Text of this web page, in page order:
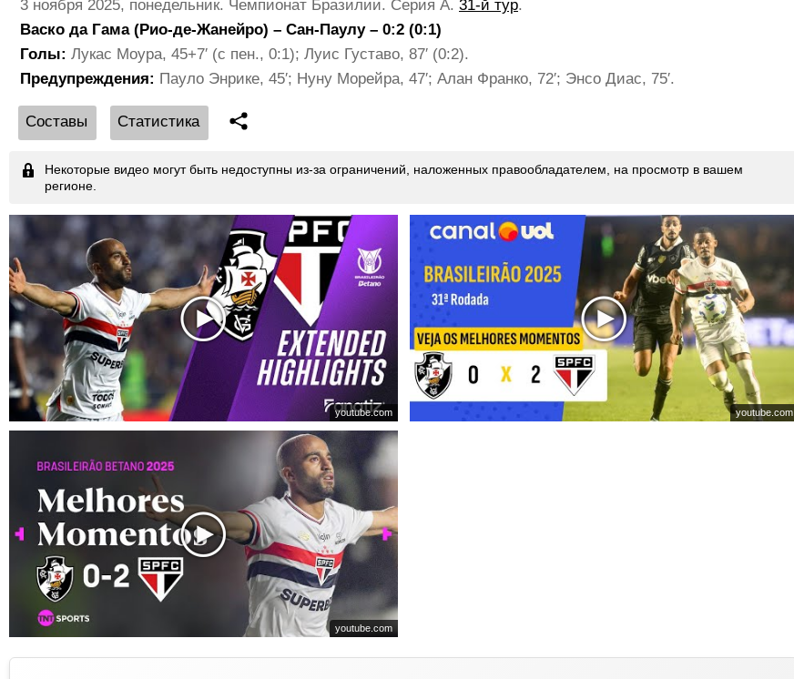
🇮🇹 Италия. Серия A
🇪🇸 Испания. Лига ACB
3 ноября 2025, понедельник. Чемпионат Бразилии. Серия A. 31-й тур.
Васко да Гама (Рио-де-Жанейро) – Сан-Паулу – 0:2 (0:1)
Голы: Лукас Моура, 45+7′ (с пен., 0:1); Луис Густаво, 87′ (0:2).
Предупреждения: Пауло Энрике, 45′; Нуну Морейра, 47′; Алан Франко, 72′; Энсо Диас, 75′.
Cоставы Статистика
Некоторые видео могут быть недоступны из-за ограничений, наложенных правообладателем, на просмотр в вашем
регионе.
youtube.com youtube.com
youtube.com